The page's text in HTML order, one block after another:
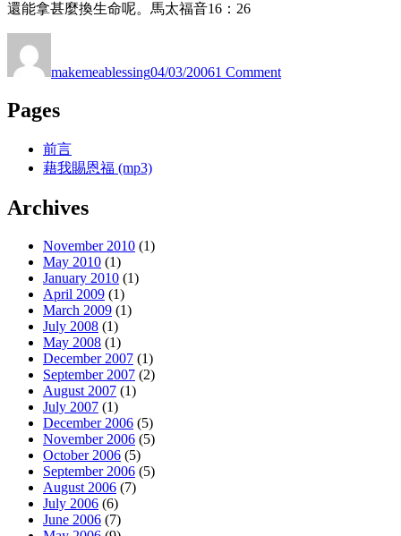
還能拿甚麼換生命呢。馬太福音16：26
makemeablessing04/03/20061 Comment總
Pages
前言
藉我賜恩福 (mp3)
Archives
November 2010 (1)
May 2010 (1)
January 2010 (1)
April 2009 (1)
March 2009 (1)
July 2008 (1)
May 2008 (1)
December 2007 (1)
September 2007 (2)
August 2007 (1)
July 2007 (1)
December 2006 (5)
November 2006 (5)
October 2006 (5)
September 2006 (5)
August 2006 (7)
July 2006 (6)
June 2006 (7)